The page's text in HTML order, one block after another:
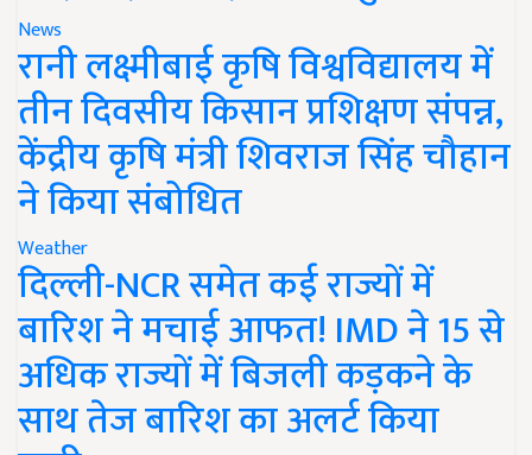
News
रानी लक्ष्मीबाई कृषि विश्वविद्यालय में
तीन दिवसीय किसान प्रशिक्षण संपन्न,
केंद्रीय कृषि मंत्री शिवराज सिंह चौहान
ने किया संबोधित
Weather
दिल्ली-NCR समेत कई राज्यों में
बारिश ने मचाई आफत! IMD ने 15 से
अधिक राज्यों में बिजली कड़कने के
साथ तेज बारिश का अलर्ट किया